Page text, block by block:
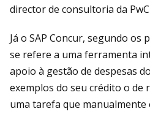
director de consultoria da
Já o SAP Concur, segundo
se refere a uma ferramenta
apoio à gestão de despesas
exemplos do seu crédito o
uma tarefa que